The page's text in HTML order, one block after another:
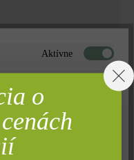
€*
okolí
Aktívne
Neaktívne
o